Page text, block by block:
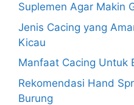
Suplemen Agar Makin
Jenis Cacing yang
Kicau
Manfaat Cacing Untuk
Rekomendasi Hand
Burung